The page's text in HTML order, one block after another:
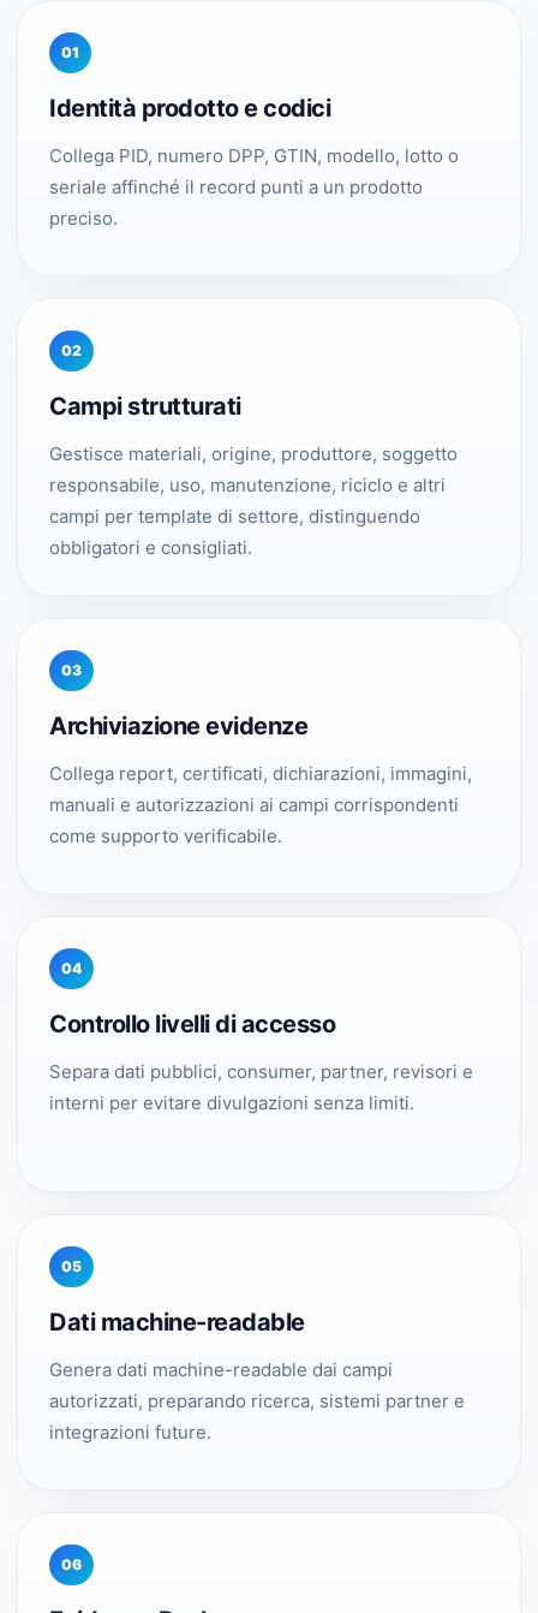
01
Identità prodotto e codici
Collega PID, numero DPP, GTIN, modello, lotto o
seriale affinché il record punti a un prodotto
preciso.
02
Campi strutturati
Gestisce materiali, origine, produttore, soggetto
responsabile, uso, manutenzione, riciclo e altri
campi per template di settore, distinguendo
obbligatori e consigliati.
03
Archiviazione evidenze
Collega report, certificati, dichiarazioni, immagini,
manuali e autorizzazioni ai campi corrispondenti
come supporto verificabile.
04
Controllo livelli di accesso
Separa dati pubblici, consumer, partner, revisori e
interni per evitare divulgazioni senza limiti.
05
Dati machine-readable
Genera dati machine-readable dai campi
autorizzati, preparando ricerca, sistemi partner e
integrazioni future.
06